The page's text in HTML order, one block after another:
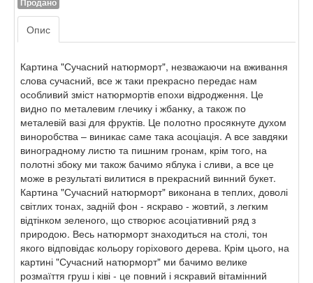
Продано
Опис
Картина "Сучасний натюрморт", незважаючи на вживання
слова сучасний, все ж таки прекрасно передає нам
особливий зміст натюрмортів епохи відродження. Це
видно по металевим глечику і жбанку, а також по
металевій вазі для фруктів. Це полотно просякнуте духом
виноробства – виникає саме така асоціація. А все завдяки
виноградному листю та пишним гронам, крім того, на
полотні збоку ми також бачимо яблука і сливи, а все це
може в результаті вилитися в прекрасний винний букет.
Картина "Сучасний натюрморт" виконана в теплих, доволі
світлих тонах, задній фон - яскраво - жовтий, з легким
відтінком зеленого, що створює асоціативний ряд з
природою. Весь натюрморт знаходиться на столі, тон
якого відповідає кольору горіхового дерева. Крім цього, на
картині "Сучасний натюрморт" ми бачимо велике
розмаїття груш і ківі - це повний і яскравий вітамінний